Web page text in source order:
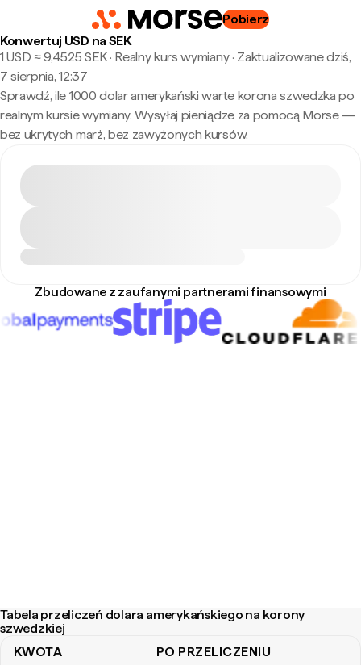
Pobierz
Konwertuj USD na SEK
1 USD ≈ 9,4525 SEK · Realny kurs wymiany· Zaktualizowane dziś,
7 sierpnia, 12:37
Sprawdź, ile 1000 dolar amerykański warte korona szwedzka po
realnym kursie wymiany. Wysyłaj pieniądze za pomocą Morse —
bez ukrytych marż, bez zawyżonych kursów.
Zbudowane z zaufanymi partnerami finansowymi
Tabela przeliczeń dolara amerykańskiego na korony
szwedzkiej
KWOTA PO PRZELICZENIU